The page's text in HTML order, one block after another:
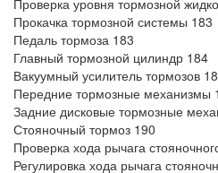
Проверка уровня тормозной
Прокачка тормозной системы 183
Педаль тормоза 183
Главный тормозной цилиндр 184
Вакуумный усилитель тормозов
Передние тормозные механизмы
Задние дисковые тормозные
Стояночный тормоз 190
Проверка хода рычага
Регулировка хода рычага